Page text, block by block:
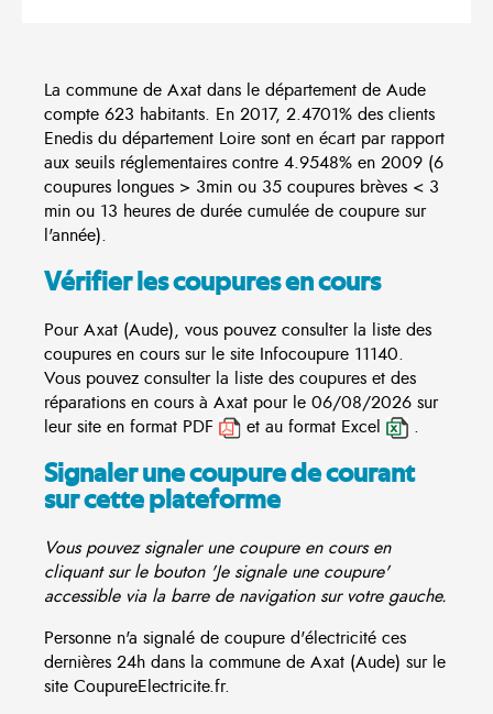
La commune de Axat dans le département de Aude
compte 623 habitants. En 2017, 2.4701% des clients
Enedis du département Loire sont en écart par rapport
aux seuils réglementaires contre 4.9548% en 2009 (6
coupures longues > 3min ou 35 coupures brèves < 3
min ou 13 heures de durée cumulée de coupure sur
l'année).
Vérifier les coupures en cours
Pour Axat (Aude), vous pouvez consulter la liste des
coupures en cours sur le site Infocoupure 11140.
Vous pouvez consulter la liste des coupures et des
réparations en cours à Axat pour le 06/08/2026 sur
leur site en format PDF
et au format Excel .
Signaler une coupure de courant
sur cette plateforme
Vous pouvez signaler une coupure en cours en
cliquant sur le bouton 'Je signale une coupure'
accessible via la barre de navigation sur votre gauche.
Personne n'a signalé de coupure d'électricité ces
dernières 24h dans la commune de Axat (Aude) sur le
site CoupureElectricite.fr.